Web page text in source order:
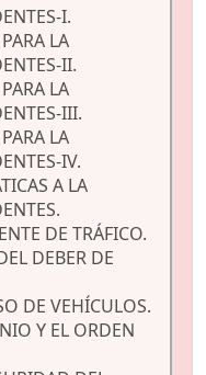
I.
LA
II.
LA
III.
LA
IV.
A LA
DE TRÁFICO.
DEBER DE
DE VEHÍCULOS.
Y EL ORDEN